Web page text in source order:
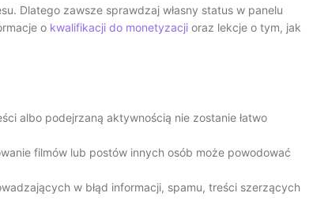
Dlatego zawsze sprawdzaj własny status w panelu
o kwalifikacji do monetyzacji oraz lekcje o tym, jak
albo podejrzaną aktywnością nie zostanie łatwo
filmów lub postów innych osób może powodować
w błąd informacji, spamu, treści szerzących